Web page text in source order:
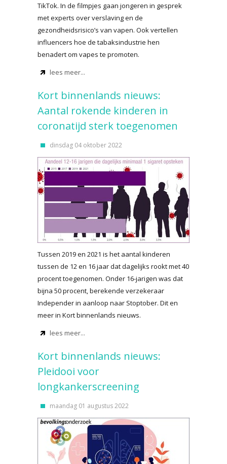
TikTok. In de filmpjes gaan jongeren in gesprek
met experts over verslaving en de
gezondheidsrisico’s van vapen. Ook vertellen
influencers hoe de tabaksindustrie hen
benadert om vapes te promoten.
lees meer...
Kort binnenlands nieuws:
Aantal rokende kinderen in
coronatijd sterk toegenomen
dinsdag 04 oktober 2022
Tussen 2019 en 2021 is het aantal kinderen
tussen de 12 en 16 jaar dat dagelijks rookt met 40
procent toegenomen. Onder 16-jarigen was dat
bijna 50 procent, berekende verzekeraar
Independer in aanloop naar Stoptober. Dit en
meer in Kort binnenlands nieuws.
lees meer...
Kort binnenlands nieuws:
Pleidooi voor
longkankerscreening
maandag 01 augustus 2022